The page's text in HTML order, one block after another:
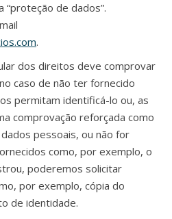
de dados”.
.
dos direitos deve comprovar
caso de não ter fornecido
permitam identificá-lo ou, as
comprovação reforçada como
pessoais, ou não for
como, por exemplo, o
poderemos solicitar
por exemplo, cópia do
de identidade.